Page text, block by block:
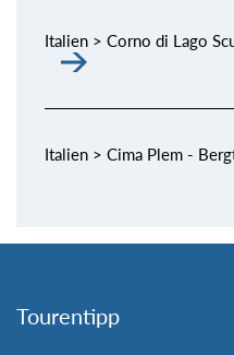
Italien > Corno di Lago
Italien > Cima Plem -
Tourentipp